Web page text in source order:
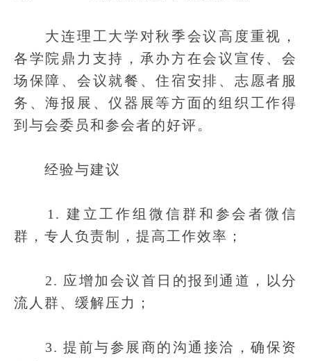
大连理工大学对秋季会议高度重视，
各学院鼎力支持，承办方在会议宣传、会
场保障、会议就餐、住宿安排、志愿者服
务、海报展、仪器展等方面的组织工作得
到与会委员和参会者的好评。
经验与建议
1. 建立工作组微信群和参会者微信
群，专人负责制，提高工作效率；
2. 应增加会议首日的报到通道，以分
流人群、缓解压力；
3. 提前与参展商的沟通接洽，确保资